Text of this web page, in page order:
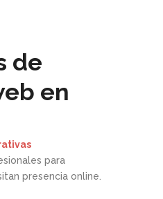
de
en
para
presencia online.